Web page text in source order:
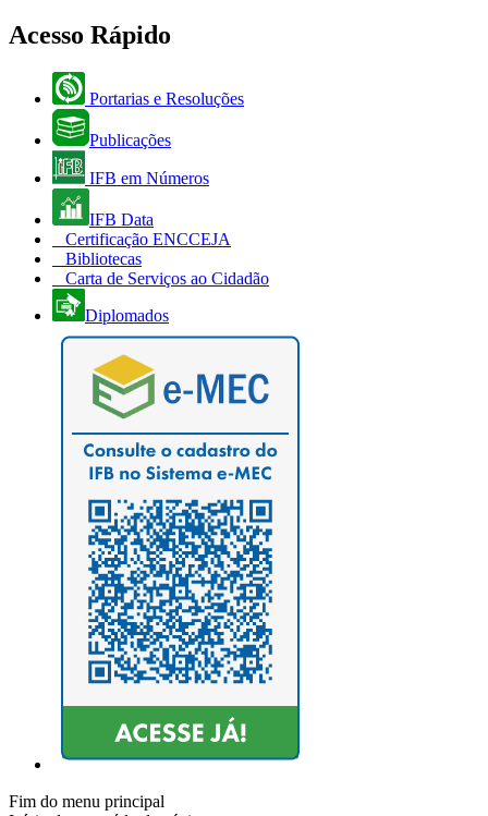
Acesso Rápido
Portarias e Resoluções
Publicações
IFB em Números
IFB Data
Certificação ENCCEJA
Bibliotecas
Carta de Serviços ao Cidadão
Diplomados
Fim do menu principal